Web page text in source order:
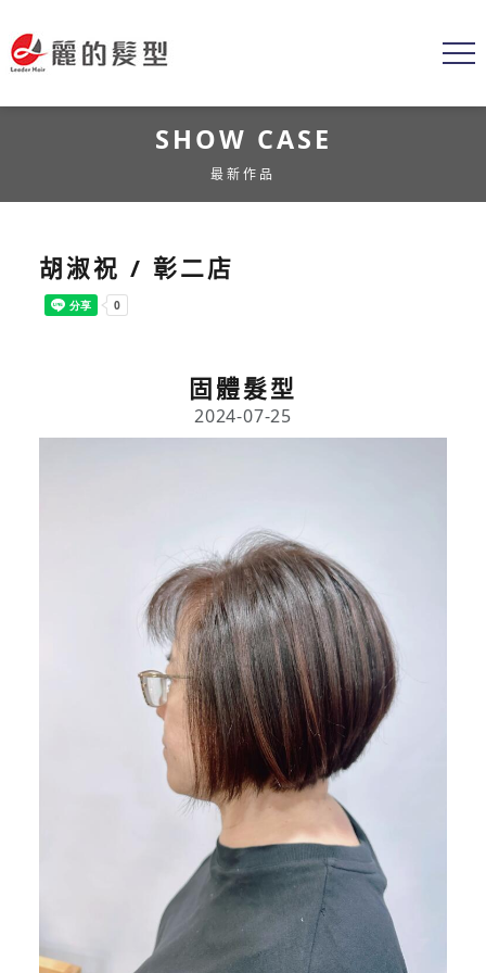
SHOW CASE
最新作品
胡淑祝 / 彰二店
固體髮型
2024-07-25